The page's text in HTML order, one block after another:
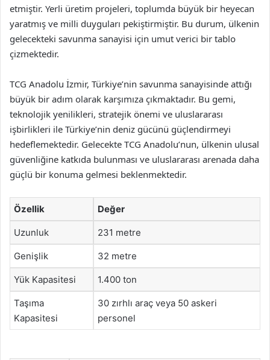
etmiştir. Yerli üretim projeleri, toplumda büyük bir heyecan
yaratmış ve milli duyguları pekiştirmiştir. Bu durum, ülkenin
gelecekteki savunma sanayisi için umut verici bir tablo
çizmektedir.
TCG Anadolu İzmir, Türkiye’nin savunma sanayisinde attığı
büyük bir adım olarak karşımıza çıkmaktadır. Bu gemi,
teknolojik yenilikleri, stratejik önemi ve uluslararası
işbirlikleri ile Türkiye’nin deniz gücünü güçlendirmeyi
hedeflemektedir. Gelecekte TCG Anadolu’nun, ülkenin ulusal
güvenliğine katkıda bulunması ve uluslararası arenada daha
güçlü bir konuma gelmesi beklenmektedir.
Özellik Değer
Uzunluk 231 metre
Genişlik 32 metre
Yük Kapasitesi 1.400 ton
Taşıma
Kapasitesi
30 zırhlı araç veya 50 askeri
personel